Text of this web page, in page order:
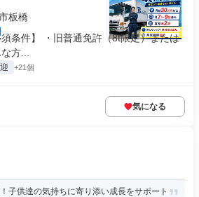
板橋
条件】 ・旧普通免許（8t限定）または
方...
+21個
気になる
子供達の気持ちに寄り添い成長をサポート